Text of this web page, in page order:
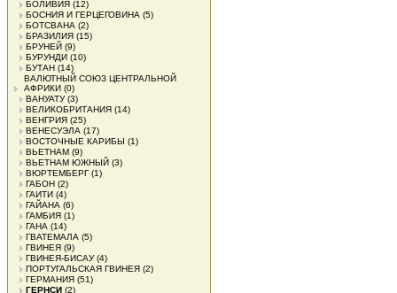
БОЛИВИЯ (12)
БОСНИЯ И ГЕРЦЕГОВИНА (5)
БОТСВАНА (2)
БРАЗИЛИЯ (15)
БРУНЕЙ (9)
БУРУНДИ (10)
БУТАН (14)
ВАЛЮТНЫЙ СОЮЗ ЦЕНТРАЛЬНОЙ
АФРИКИ (0)
ВАНУАТУ(3)
ВЕЛИКОБРИТАНИЯ (14)
ВЕНГРИЯ (25)
ВЕНЕСУЭЛА (17)
ВОСТОЧНЫЕ КАРИБЫ (1)
ВЬЕТНАМ (9)
ВЬЕТНАМ ЮЖНЫЙ (3)
ВЮРТЕМБЕРГ(1)
ГАБОН (2)
ГАИТИ (4)
ГАЙАНА (6)
ГАМБИЯ (1)
ГАНА (14)
ГВАТЕМАЛА (5)
ГВИНЕЯ (9)
ГВИНЕЯ-БИСАУ(4)
ПОРТУГАЛЬСКАЯ ГВИНЕЯ (2)
ГЕРМАНИЯ (51)
ГЕРНСИ (2)